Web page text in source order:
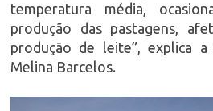
temperatura média,
produção das pastagens,
produção de leite”, explica a
Melina Barcelos.